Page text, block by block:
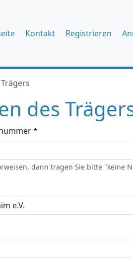
Kontakt Registrieren
des
*
dann tragen Sie bitte "keine